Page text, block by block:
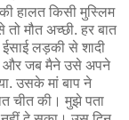
हालत किसी मुस्लिम
मौत अच्छी. हर बात
ईसाई लड़की से शादी
और जब मैने उसे अपने
उसके मां बाप ने
चीत की। मुझे पता